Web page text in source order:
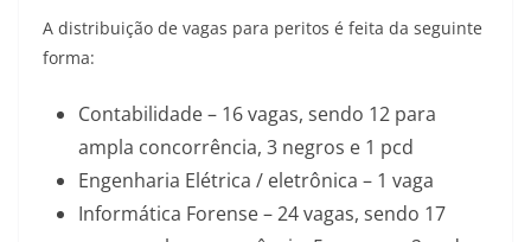
A distribuição de vagas para peritos é feita da seguinte
forma:
Contabilidade – 16 vagas, sendo 12 para
ampla concorrência, 3 negros e 1 pcd
Engenharia Elétrica / eletrônica – 1 vaga
Informática Forense – 24 vagas, sendo 17